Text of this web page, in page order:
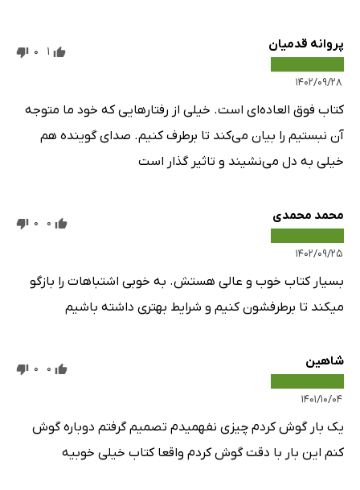
پروانه قدمیان
۱۴۰۲/۰۹/۲۸
1
0
کتاب فوق العاده‌ای است. خیلی از رفتارهایی که خود ما متوجه
آن نبستیم را بیان می‌کند تا برطرف کنیم. صدای گوینده هم
خیلی به دل می‌نشیند و تاثیر گذار است
محمد محمدی
۱۴۰۲/۰۹/۲۵
0
0
بسیار کتاب خوب و عالی هستش. به خوبی اشتباهات را بازگو
میکند تا برطرفشون کنیم و شرایط بهتری داشته باشیم
شاهین
۱۴۰۱/۱۰/۰۴
0
0
یک بار گوش کردم چیزی نفهمیدم تصمیم گرفتم دوباره گوش
کنم این بار با دقت گوش کردم واقعا کتاب خیلی خوبیه